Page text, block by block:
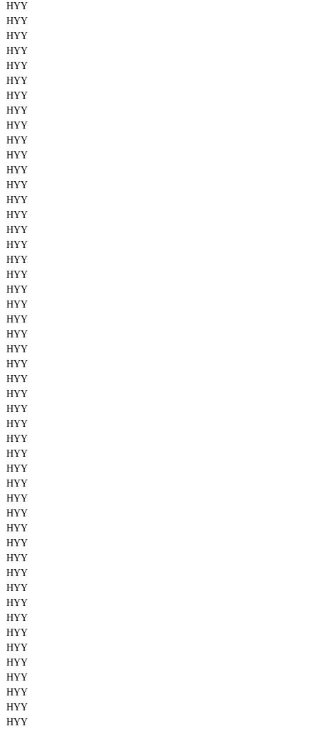
HYY
HYY
HYY
HYY
HYY
HYY
HYY
HYY
HYY
HYY
HYY
HYY
HYY
HYY
HYY
HYY
HYY
HYY
HYY
HYY
HYY
HYY
HYY
HYY
HYY
HYY
HYY
HYY
HYY
HYY
HYY
HYY
HYY
HYY
HYY
HYY
HYY
HYY
HYY
HYY
HYY
HYY
HYY
HYY
HYY
HYY
HYY
HYY
HYY